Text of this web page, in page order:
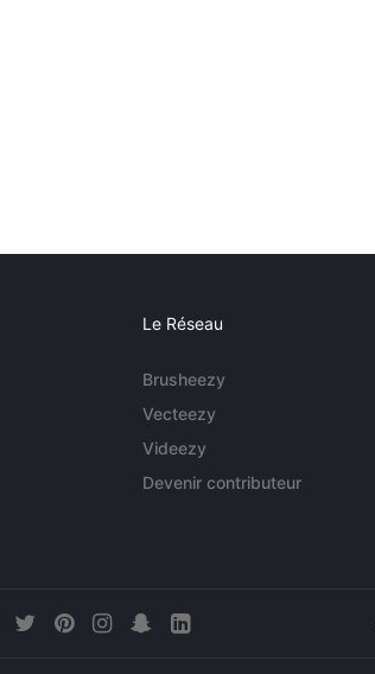
Le Réseau
Brusheezy
Vecteezy
Videezy
Devenir contributeur